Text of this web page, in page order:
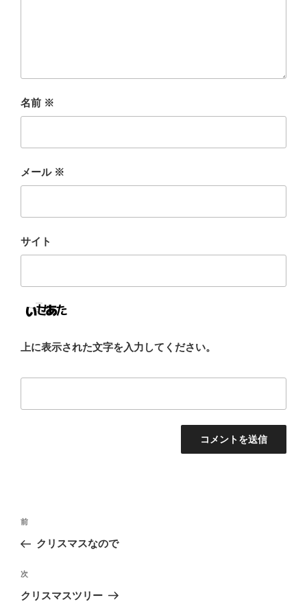
名前 ※
メール ※
サイト
上に表示された文字を入力してください。
投
ナ
ビ
ゲ
前
の
稿
前
クリスマスなので
次
の
次
クリスマスツリー